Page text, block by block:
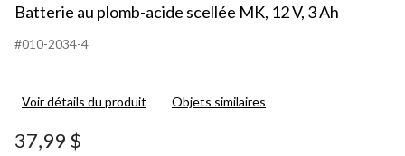
Batterie au plomb-acide scellée MK, 12 V, 3 Ah
#010-2034-4
Voir détails du produit Objets similaires
37,99 $